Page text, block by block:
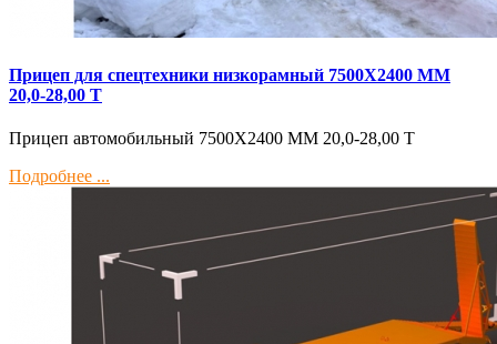
Прицеп для спецтехники низкорамный 7500Х2400 ММ
20,0-28,00 Т
Прицеп автомобильный 7500Х2400 ММ 20,0-28,00 Т
Подробнее ...